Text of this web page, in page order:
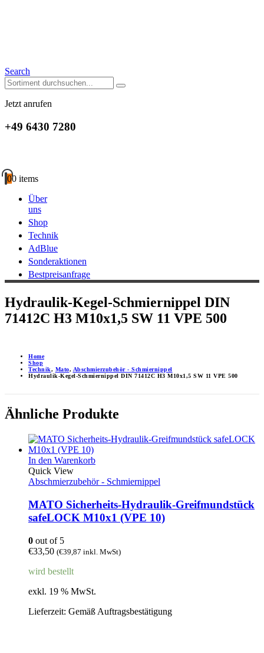
Search
Jetzt anrufen
+49 6430 7280
00 items
Über
uns
Shop
Technik
AdBlue
Sonderaktionen
Bestpreisanfrage
Hydraulik-Kegel-Schmiernippel DIN
71412C H3 M10x1,5 SW 11 VPE 500
Home
Shop
Technik, Mato, Abschmierzubehör - Schmiernippel
Hydraulik-Kegel-Schmiernippel DIN 71412C H3 M10x1,5 SW 11 VPE 500
Ähnliche Produkte
In den Warenkorb
Quick View
Abschmierzubehör - Schmiernippel
MATO Sicherheits-Hydraulik-Greifmundstück
safeLOCK M10x1 (VPE 10)
0 out of 5
€33,50 (€39,87 inkl. MwSt)
wird bestellt
exkl. 19 % MwSt.
Lieferzeit: Gemäß Auftragsbestätigung